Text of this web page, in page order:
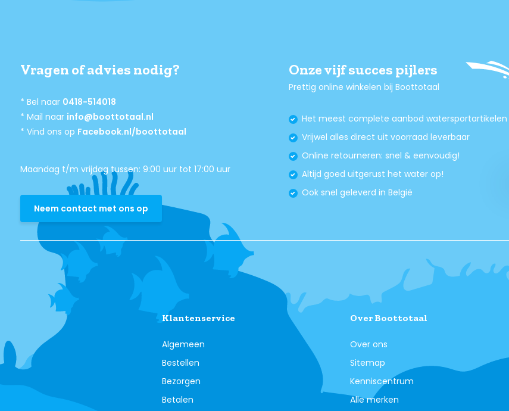
Vragen of advies nodig?
* Bel naar 0418-514018
* Mail naar info@boottotaal.nl
* Vind ons op Facebook.nl/boottotaal
Maandag t/m vrijdag tussen: 9:00 uur tot 17:00 uur
Neem contact met ons op
Onze vijf succes pijlers
Prettig online winkelen bij Boottotaal
Het meest complete aanbod watersportartikelen
Vrijwel alles direct uit voorraad leverbaar
Online retourneren: snel & eenvoudig!
Altijd goed uitgerust het water op!
Ook snel geleverd in België
Klantenservice
Algemeen
Bestellen
Bezorgen
Betalen
Over Boottotaal
Over ons
Sitemap
Kenniscentrum
Alle merken